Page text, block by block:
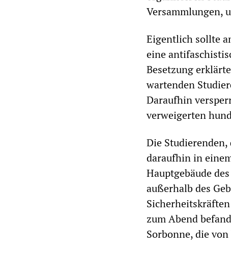
Versammlungen,
Eigentlich sollte
eine
Besetzung
wartenden
Daraufhin
verweigerten
Die
daraufhin in
Hauptgebäude
außerhalb des
zum Abend
Sorbonne, die